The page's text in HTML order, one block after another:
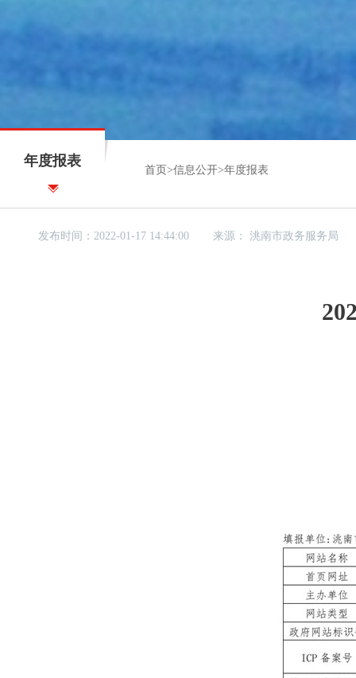
年度报表
首页 >信息公开>年度报表
发布时间：2022-01-17 14:44:00 来源：洮南市政务服务局